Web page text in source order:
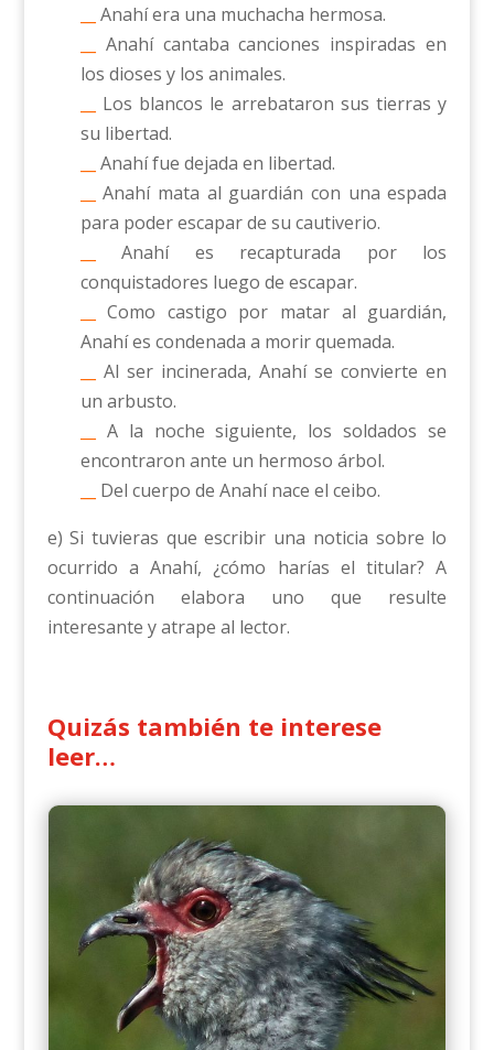
Anahí era una muchacha hermosa.
Anahí cantaba canciones inspiradas en
los dioses y los animales.
Los blancos le arrebataron sus tierras y
su libertad.
Anahí fue dejada en libertad.
Anahí mata al guardián con una espada
para poder escapar de su cautiverio.
Anahí es recapturada por los
conquistadores luego de escapar.
Como castigo por matar al guardián,
Anahí es condenada a morir quemada.
Al ser incinerada, Anahí se convierte en
un arbusto.
A la noche siguiente, los soldados se
encontraron ante un hermoso árbol.
Del cuerpo de Anahí nace el ceibo.
e) Si tuvieras que escribir una noticia sobre lo
ocurrido a Anahí, ¿cómo harías el titular? A
continuación elabora uno que resulte
interesante y atrape al lector.
Quizás también te interese
leer…